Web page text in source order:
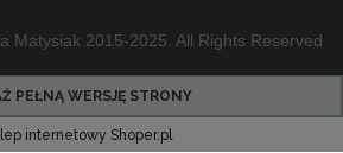
Matysiak 2015-2025. All Rights Reserved
PEŁNĄ WERSJĘ STRONY
internetowy Shoper.pl